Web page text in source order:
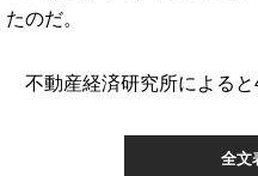
たのだ。
不動産経済研究所による
全文